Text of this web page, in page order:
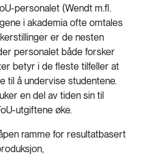
personalet (Wendt m.fl.
i akademia ofte omtales
er de nesten
personalet både forsker
betyr i de fleste tilfeller at
å undervise studentene.
en del av tiden sin til
utgiftene øke.
ramme for resultatbasert